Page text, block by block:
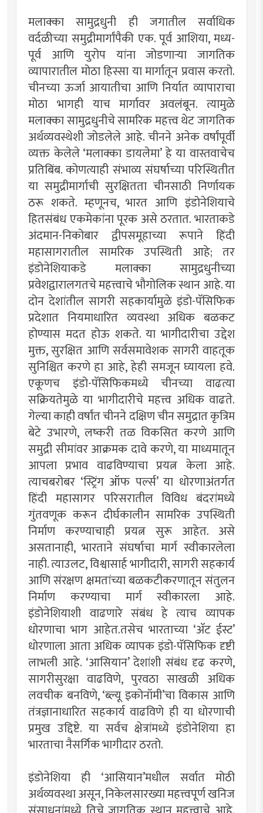
मलाक्का सामुद्रधुनी ही जगातील सर्वाधिक
वर्दळीच्या समुद्रीमार्गांपैकी एक. पूर्व आशिया, मध्य-
पूर्व आणि युरोप यांना जोडणार्‍या जागतिक
व्यापारातील मोठा हिस्सा या मार्गातून प्रवास करतो.
चीनच्या ऊर्जा आयातीचा आणि निर्यात व्यापाराचा
मोठा भागही याच मार्गावर अवलंबून. त्यामुळे
मलाक्का सामुद्रधुनीचे सामरिक महत्त्व थेट जागतिक
अर्थव्यवस्थेशी जोडलेले आहे. चीनने अनेक वर्षांपूर्वी
व्यक्त केलेले ‘मलाक्का डायलेमा’ हे या वास्तवाचेच
प्रतिबिंब. कोणत्याही संभाव्य संघर्षाच्या परिस्थितीत
या समुद्रीमार्गाची सुरक्षितता चीनसाठी निर्णायक
ठरू शकते. म्हणूनच, भारत आणि इंडोनेशियाचे
हितसंबंध एकमेकांना पूरक असे ठरतात. भारताकडे
अंदमान-निकोबार द्वीपसमूहाच्या रूपाने हिंदी
महासागरातील सामरिक उपस्थिती आहे; तर
इंडोनेशियाकडे मलाक्का सामुद्रधुनीच्या
प्रवेशद्वारालगतचे महत्त्वाचे भौगोलिक स्थान आहे. या
दोन देशांतील सागरी सहकार्यामुळे इंडो-पॅसिफिक
प्रदेशात नियमाधारित व्यवस्था अधिक बळकट
होण्यास मदत होऊ शकते. या भागीदारीचा उद्देश
मुक्त, सुरक्षित आणि सर्वसमावेशक सागरी वाहतूक
सुनिश्चित करणे हा आहे, हेही समजून घ्यायला हवे.
एकूणच इंडो-पॅसिफिकमध्ये चीनच्या वाढत्या
सक्रियतेमुळे या भागीदारीचे महत्त्व अधिक वाढते.
गेल्या काही वर्षांत चीनने दक्षिण चीन समुद्रात कृत्रिम
बेटे उभारणे, लष्करी तळ विकसित करणे आणि
समुद्री सीमांवर आक्रमक दावे करणे, या माध्यमातून
आपला प्रभाव वाढविण्याचा प्रयत्न केला आहे.
त्याचबरोबर ‘स्ट्रिंग ऑफ पर्ल्स’ या धोरणाअंतर्गत
हिंदी महासागर परिसरातील विविध बंदरांमध्ये
गुंतवणूक करून दीर्घकालीन सामरिक उपस्थिती
निर्माण करण्याचाही प्रयत्न सुरू आहेत. असे
असतानाही, भारताने संघर्षाचा मार्ग स्वीकारलेला
नाही. त्याउलट, विश्वासार्ह भागीदारी, सागरी सहकार्य
आणि संरक्षण क्षमतांच्या बळकटीकरणातून संतुलन
निर्माण करण्याचा मार्ग स्वीकारला आहे.
इंडोनेशियाशी वाढणारे संबंध हे त्याच व्यापक
धोरणाचा भाग आहेत.तसेच भारताच्या ‘अ‍ॅट ईस्ट’
धोरणाला आता अधिक व्यापक इंडो-पॅसिफिक दृष्टी
लाभली आहे. ‘आसियान’ देशांशी संबंध दृढ करणे,
सागरीसुरक्षा वाढविणे, पुरवठा साखळी अधिक
लवचीक बनविणे, ‘ब्ल्यू इकोनॉमी’चा विकास आणि
तंत्रज्ञानाधारित सहकार्य वाढविणे ही या धोरणाची
प्रमुख उद्दिष्टे. या सर्वच क्षेत्रांमध्ये इंडोनेशिया हा
भारताचा नैसर्गिक भागीदार ठरतो.
इंडोनेशिया ही ‘आसियान’मधील सर्वात मोठी
अर्थव्यवस्था असून, निकेलसारख्या महत्त्वपूर्ण खनिज